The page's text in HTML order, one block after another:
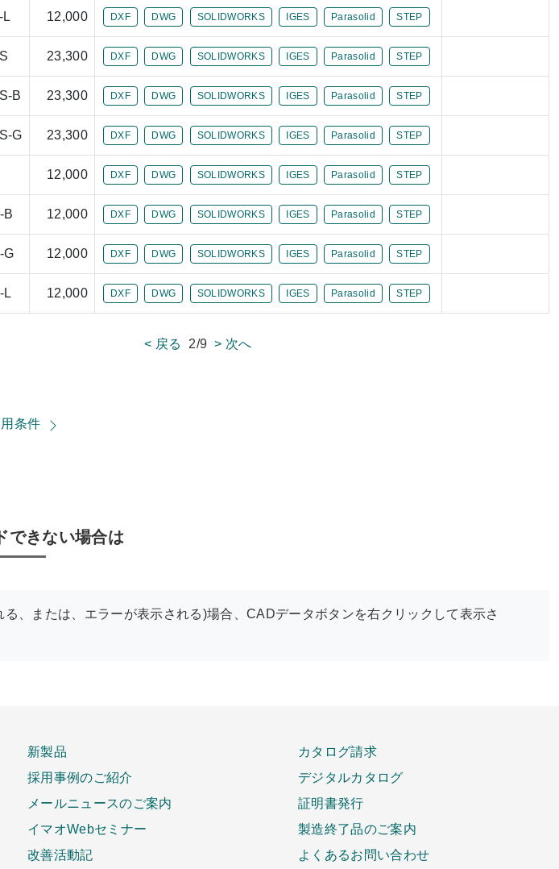
L 12,000 DXF DWG SOLIDWORKS IGES Parasolid STEP
23,300 DXF DWG SOLIDWORKS IGES Parasolid STEP
B 23,300 DXF DWG SOLIDWORKS IGES Parasolid STEP
G 23,300 DXF DWG SOLIDWORKS IGES Parasolid STEP
12,000 DXF DWG SOLIDWORKS IGES Parasolid STEP
B 12,000 DXF DWG SOLIDWORKS IGES Parasolid STEP
G 12,000 DXF DWG SOLIDWORKS IGES Parasolid STEP
L 12,000 DXF DWG SOLIDWORKS IGES Parasolid STEP
< 戻る 2/9> 次へ
条件
できない場合は
、または、エラーが表示される)場合、CADデータボタンを右クリックして表示さ
新製品
採用事例のご紹介
メールニュースのご案内
イマオWebセミナー
改善活動記
カタログ請求
デジタルカタログ
証明書発行
製造終了品のご案内
よくあるお問い合わせ